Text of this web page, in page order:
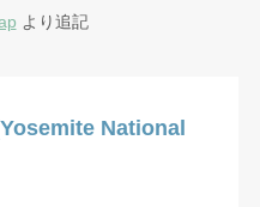
より追記
National